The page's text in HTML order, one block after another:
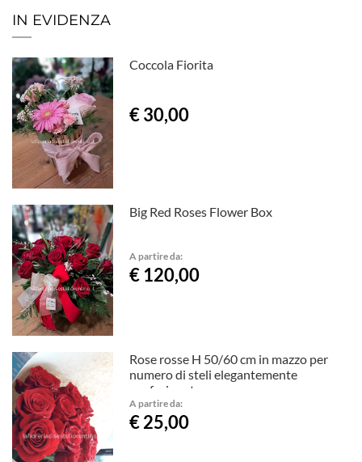
IN EVIDENZA
Coccola Fiorita
€ 30,00
Big Red Roses Flower Box
A partire da:
€ 120,00
Rose rosse H 50/60 cm in mazzo per
numero di steli elegantemente
confezionate
A partire da:
€ 25,00